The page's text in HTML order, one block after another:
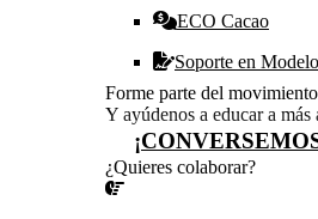
ECO Cacao
Soporte en
Forme parte del
Y ayúdenos a educar a
¿Quieres colaborar?